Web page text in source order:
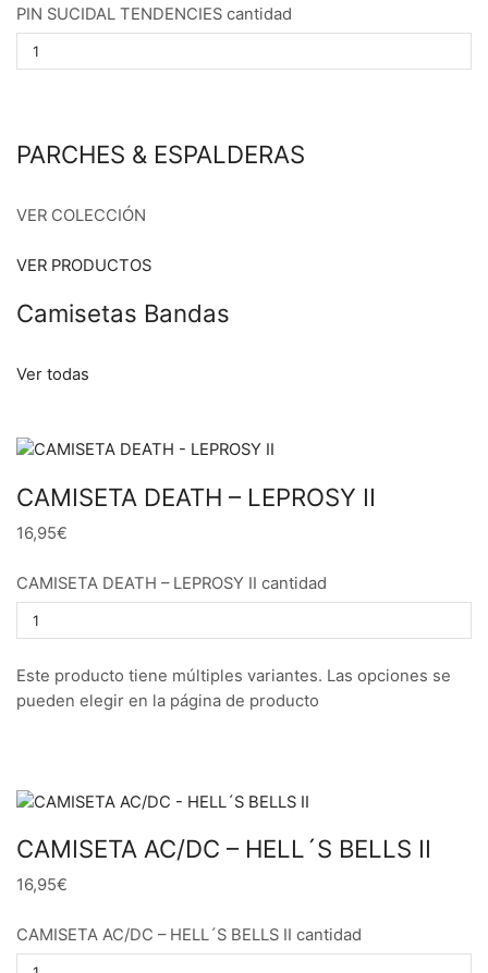
PIN SUCIDAL TENDENCIES cantidad
PARCHES & ESPALDERAS
VER COLECCIÓN
VER PRODUCTOS
Camisetas Bandas
Ver todas
CAMISETA DEATH – LEPROSY II
16,95€
CAMISETA DEATH – LEPROSY II cantidad
Este producto tiene múltiples variantes. Las opciones se
pueden elegir en la página de producto
CAMISETA AC/DC – HELL´S BELLS II
16,95€
CAMISETA AC/DC – HELL´S BELLS II cantidad